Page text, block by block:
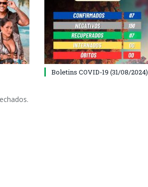
Boletins COVID-19 (31/08/2024)